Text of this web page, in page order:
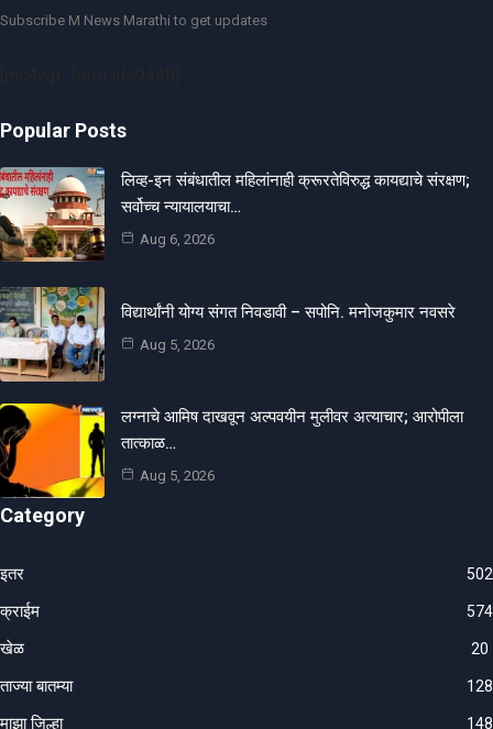
Subscribe M News Marathi to get updates
Popular Posts
लिव्ह-इन संबंधातील महिलांनाही क्रूरतेविरुद्ध कायद्याचे संरक्षण;
सर्वोच्च न्यायालयाचा…
Aug 6, 2026
विद्यार्थांनी योग्य संगत निवडावी – सपोनि. मनोजकुमार नवसरे
Aug 5, 2026
लग्नाचे आमिष दाखवून अल्पवयीन मुलीवर अत्याचार; आरोपीला
तात्काळ…
Aug 5, 2026
Category
इतर 502
क्राईम 574
खेळ 20
ताज्या बातम्या 128
माझा जिल्हा